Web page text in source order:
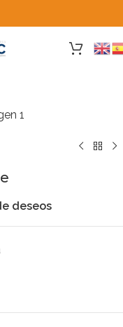
deseos